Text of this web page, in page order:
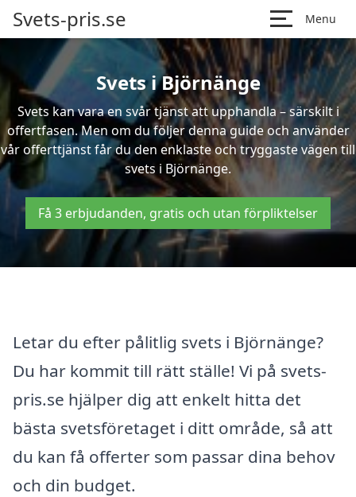
Svets-pris.se Menu
Svets i Björnänge
Svets kan vara en svår tjänst att upphandla – särskilt i
offertfasen. Men om du följer denna guide och använder
vår offerttjänst får du den enklaste och tryggaste vägen till
svets i Björnänge.
Få 3 erbjudanden, gratis och utan förpliktelser
Letar du efter pålitlig svets i Björnänge?
Du har kommit till rätt ställe! Vi på svets-
pris.se hjälper dig att enkelt hitta det
bästa svetsföretaget i ditt område, så att
du kan få offerter som passar dina behov
och din budget.